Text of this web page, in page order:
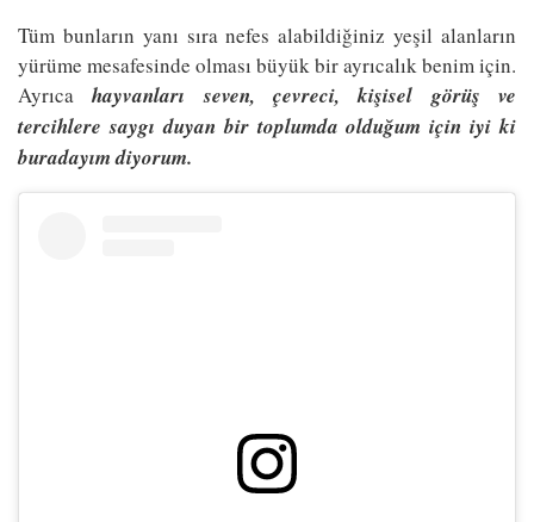
Tüm bunların yanı sıra nefes alabildiğiniz yeşil alanların
yürüme mesafesinde olması büyük bir ayrıcalık benim için.
Ayrıcahayvanları seven, çevreci, kişisel görüş ve
tercihlere saygı duyan bir toplumda olduğum için iyi ki
buradayım diyorum.